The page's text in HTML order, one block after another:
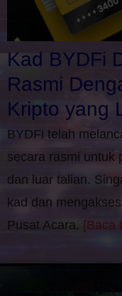
Kad BYDFi
Rasmi
Kripto yang
BYDFi telah
secara rasmi untuk
dan luar talian.
kad dan
Pusat Acara. [Baca